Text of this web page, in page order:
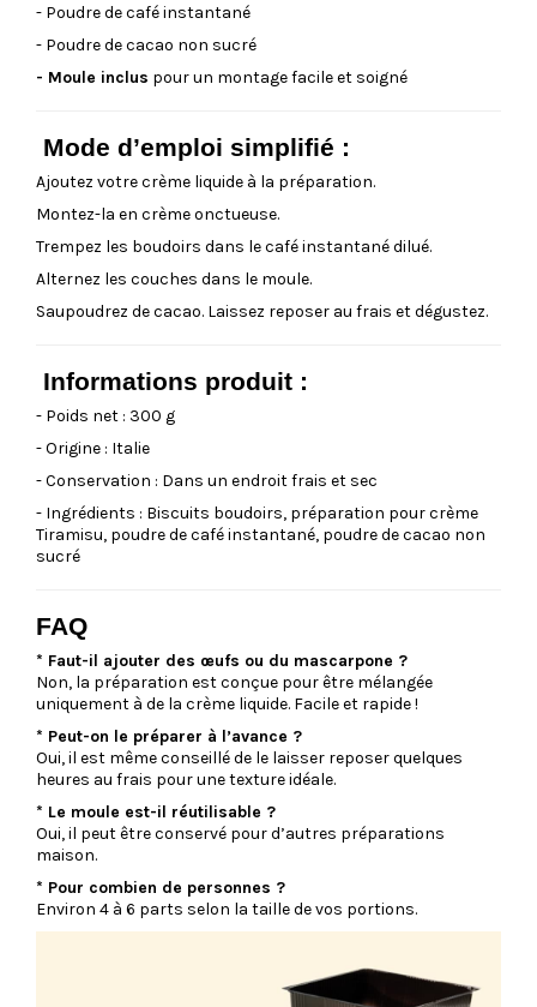
- Poudre de café instantané
- Poudre de cacao non sucré
- Moule inclus pour un montage facile et soigné
Mode d’emploi simplifié :
Ajoutez votre crème liquide à la préparation.
Montez-la en crème onctueuse.
Trempez les boudoirs dans le café instantané dilué.
Alternez les couches dans le moule.
Saupoudrez de cacao. Laissez reposer au frais et dégustez.
Informations produit :
- Poids net : 300 g
- Origine : Italie
- Conservation : Dans un endroit frais et sec
- Ingrédients : Biscuits boudoirs, préparation pour crème
Tiramisu, poudre de café instantané, poudre de cacao non
sucré
FAQ
* Faut-il ajouter des œufs ou du mascarpone ?
Non, la préparation est conçue pour être mélangée
uniquement à de la crème liquide. Facile et rapide !
* Peut-on le préparer à l’avance ?
Oui, il est même conseillé de le laisser reposer quelques
heures au frais pour une texture idéale.
* Le moule est-il réutilisable ?
Oui, il peut être conservé pour d’autres préparations
maison.
* Pour combien de personnes ?
Environ 4 à 6 parts selon la taille de vos portions.